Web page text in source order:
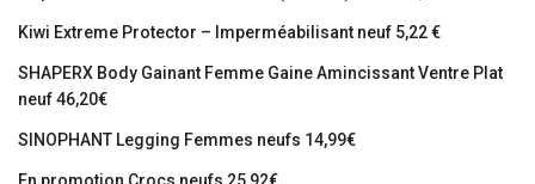
Kiwi Extreme Protector – Imperméabilisant neuf 5,22 €
SHAPERX Body Gainant Femme Gaine Amincissant Ventre Plat
neuf 46,20€
SINOPHANT Legging Femmes neufs 14,99€